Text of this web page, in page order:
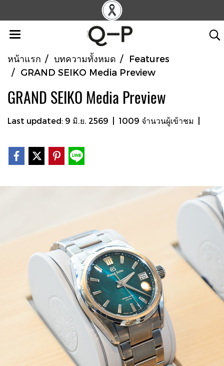
หน้าแรก บทความทั้งหมด
Features
GRAND SEIKO Media Preview
GRAND SEIKO Media Preview
Last updated: 9 มิ.ย. 2569 1009 จำนวนผู้เข้าชม